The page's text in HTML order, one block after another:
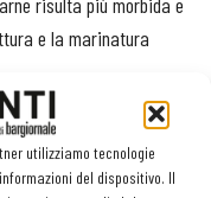
utilizziamo tecnologie
del dispositivo. Il
e la marinatura
un team dalle alte
assente per consulenze